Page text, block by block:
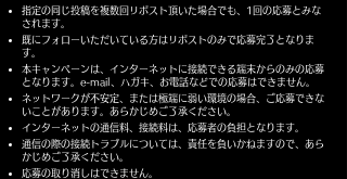
指定の同じ投稿を複数回リポスト頂いた場合でも、1回の応募とみな
されます。
既にフォローいただいている方はリポストのみで応募完了となりま
す。
本キャンペーンは、インターネットに接続できる端末からのみの応募
となります。e-mail、ハガキ、お電話などでの応募はできません。
ネットワークが不安定、または極端に弱い環境の場合、ご応募できな
いことがあります。あらかじめご了承ください。
インターネットの通信料、接続料は、応募者の負担となります。
通信の際の接続トラブルについては、責任を負いかねますので、あら
かじめご了承ください。
応募の取り消しはできません。